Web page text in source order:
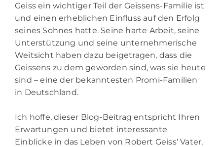
Geiss ein wichtiger Teil der Geissens-Familie ist
und einen erheblichen Einfluss auf den Erfolg
seines Sohnes hatte. Seine harte Arbeit, seine
Unterstützung und seine unternehmerische
Weitsicht haben dazu beigetragen, dass die
Geissens zu dem geworden sind, was sie heute
sind – eine der bekanntesten Promi-Familien
in Deutschland.
Ich hoffe, dieser Blog-Beitrag entspricht Ihren
Erwartungen und bietet interessante
Einblicke in das Leben von Robert Geiss‘ Vater,